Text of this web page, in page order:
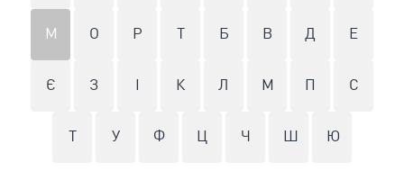
M O P Б В Д Е
Є З К Л М С
У Ф Ц Ч Ш Ю